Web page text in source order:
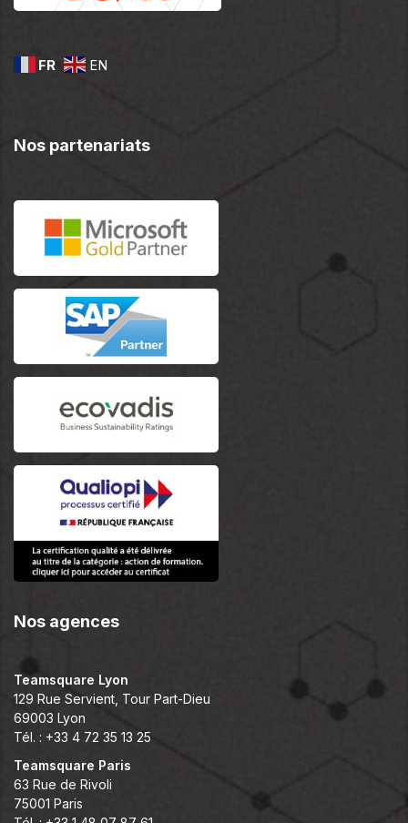
FR EN
Nos partenariats
Nos agences
Teamsquare Lyon
129 Rue Servient, Tour Part-Dieu
69003 Lyon
Tél. : +33 4 72 35 13 25
Teamsquare Paris
63 Rue de Rivoli
75001 Paris